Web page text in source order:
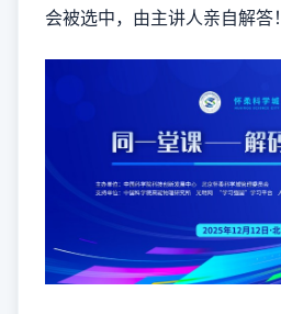
会被选中，由主讲人亲自解答！